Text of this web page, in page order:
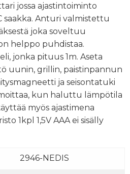
jossa ajastintoiminto
saakka. Anturi valmistettu
joka soveltuu
helppo puhdistaa.
jonka pituus 1m. Aseta
uunin, grillin, paistinpannun
ja seisontatuki
kun haluttu lämpötila
myös ajastimena
1kpl 1,5V AAA ei sisälly
2946-NEDIS